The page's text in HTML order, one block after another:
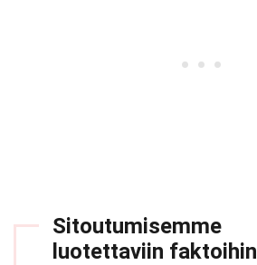
Sitoutumisemme
luotettaviin faktoihin